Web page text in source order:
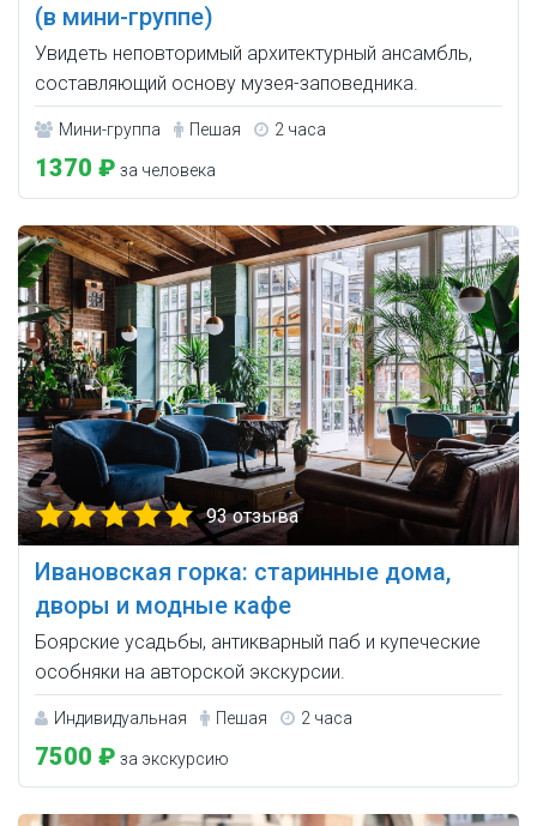
(в мини-группе)
Увидеть неповторимый архитектурный ансамбль,
составляющий основу музея-заповедника.
Мини-группа Пешая 2 часа
1370 ₽ за человека
93 отзыва
Ивановская горка: старинные дома,
дворы и модные кафе
Боярские усадьбы, антикварный паб и купеческие
особняки на авторской экскурсии.
Индивидуальная Пешая 2 часа
7500 ₽ за экскурсию